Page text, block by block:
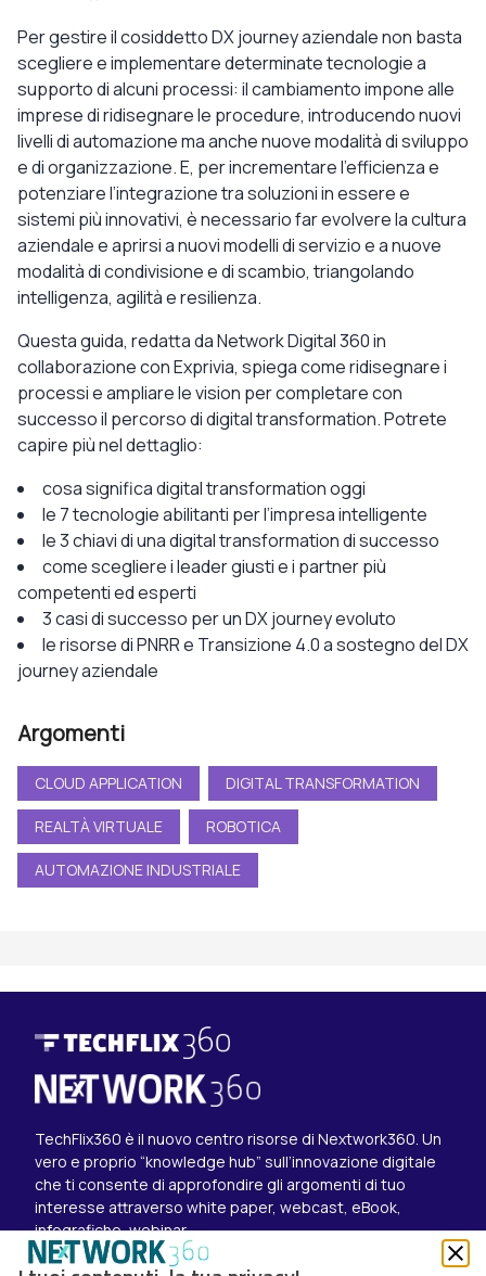
Per gestire il cosiddetto DX journey aziendale non basta
scegliere e implementare determinate tecnologie a
supporto di alcuni processi: il cambiamento impone alle
imprese di ridisegnare le procedure, introducendo nuovi
livelli di automazione ma anche nuove modalità di sviluppo
e di organizzazione. E, per incrementare l’efficienza e
potenziare l’integrazione tra soluzioni in essere e
sistemi più innovativi, è necessario far evolvere la cultura
aziendale e aprirsi a nuovi modelli di servizio e a nuove
modalità di condivisione e di scambio, triangolando
intelligenza, agilità e resilienza.
Questa guida, redatta da Network Digital 360 in
collaborazione con Exprivia, spiega come ridisegnare i
processi e ampliare le vision per completare con
successo il percorso di digital transformation. Potrete
capire più nel dettaglio:
cosa significa digital transformation oggi
le 7 tecnologie abilitanti per l’impresa intelligente
le 3 chiavi di una digital transformation di successo
come scegliere i leader giusti e i partner più
competenti ed esperti
3 casi di successo per un DX journey evoluto
le risorse di PNRR e Transizione 4.0 a sostegno del DX
journey aziendale
Argomenti
CLOUD APPLICATION DIGITAL TRANSFORMATION
REALTÀ VIRTUALE ROBOTICA
AUTOMAZIONE INDUSTRIALE
TechFlix360 è il nuovo centro risorse di Nextwork360. Un
vero e proprio “knowledge hub” sull’innovazione digitale
che ti consente di approfondire gli argomenti di tuo
interesse attraverso white paper, webcast, eBook,
infografiche, webinar.
Esplora i contenuti